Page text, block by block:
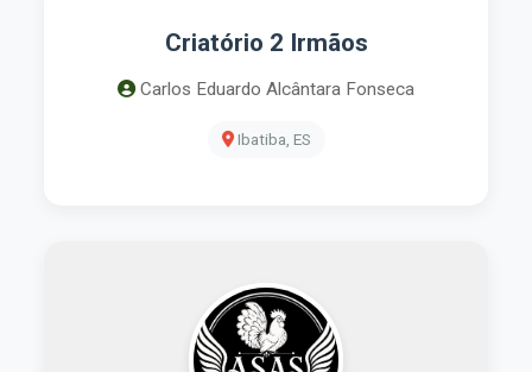
Criatório 2 Irmãos
Carlos Eduardo Alcântara Fonseca
Ibatiba, ES